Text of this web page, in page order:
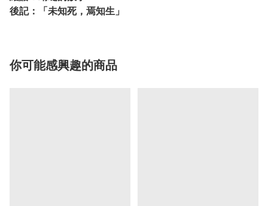
後記：「未知死，焉知生」
你可能感興趣的商品